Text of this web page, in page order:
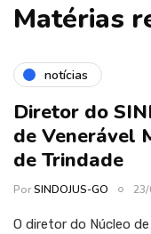
Matérias
notícias
Diretor do
de Venerável
de Trindade
PorSINDOJUS-GO
O diretor do Núcleo